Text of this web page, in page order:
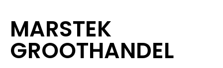
MARSTEK
GROOTHANDEL